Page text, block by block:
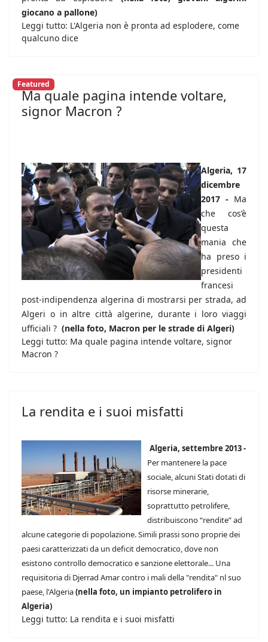
giocano a pallone)
Leggi tutto: L'Algeria non è pronta ad esplodere, come
qualcuno dice
Featured
Ma quale pagina intende voltare,
signor Macron ?
Algeria, 17
dicembre
2017 - Ma
che cos’è
questa
mania che
ha preso i
presidenti
francesi
post-indipendenza algerina di mostrarsi per strada, ad
Algeri o in altre città algerine, durante i loro viaggi
ufficiali ? (nella foto, Macron per le strade di Algeri)
Leggi tutto: Ma quale pagina intende voltare, signor
Macron ?
La rendita e i suoi misfatti
Algeria, settembre 2013 -
Per mantenere la pace
sociale, alcuni Stati dotati di
risorse minerarie,
soprattutto petrolifere,
distribuiscono “rendite” ad
alcune categorie di popolazione. Simili prassi sono proprie dei
paesi caratterizzati da un deficit democratico, dove non
esistono controllo democratico e sanzione elettorale... Una
requisitoria di Djerrad Amar contro i mali della "rendita" nl suo
paese, l'Algeria(nella foto, un impianto petrolifero in
Algeria)
Leggi tutto: La rendita e i suoi misfatti